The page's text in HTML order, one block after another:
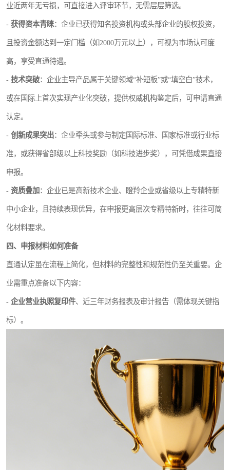
业近两年无亏损，可直接进入评审环节，无需层层筛选。
- 获得资本青睐：企业已获得知名投资机构或头部企业的股权投资，
且投资金额达到一定门槛（如2000万元以上），可视为市场认可度
高，享受直通待遇。
- 技术突破：企业主导产品属于关键领域“补短板”或“填空白”技术，
或在国际上首次实现产业化突破，提供权威机构鉴定后，可申请直通
认定。
- 创新成果突出：企业牵头或参与制定国际标准、国家标准或行业标
准，或获得省部级以上科技奖励（如科技进步奖），可凭借成果直接
申报。
- 资质叠加：企业已是高新技术企业、瞪羚企业或省级以上专精特新
中小企业，且持续表现优异，在申报更高层次专精特新时，往往可简
化材料要求。
四、申报材料如何准备
直通认定虽在流程上简化，但材料的完整性和规范性仍至关重要。企
业需重点准备以下内容：
- 企业营业执照复印件、近三年财务报表及审计报告（需体现关键指
标）。